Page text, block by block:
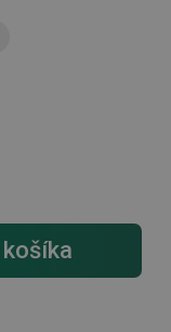
košíka